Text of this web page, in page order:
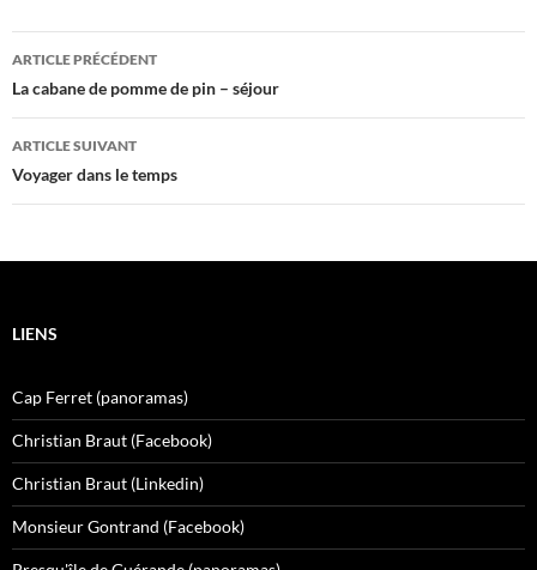
Navigation
des
articles
ARTICLE PRÉCÉDENT
La cabane de pomme de pin – séjour
ARTICLE SUIVANT
Voyager dans le temps
LIENS
Cap Ferret (panoramas)
Christian Braut (Facebook)
Christian Braut (Linkedin)
Monsieur Gontrand (Facebook)